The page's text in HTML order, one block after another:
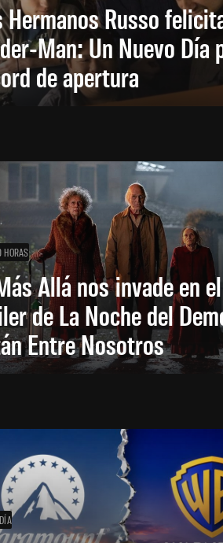
Hermanos Russo
Man: Un Nuevo Día
de apertura
HORAS
Allá nos invade en
de La Noche del
Entre Nosotros